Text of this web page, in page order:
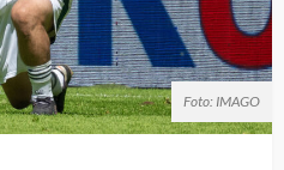
Foto: IMAGO